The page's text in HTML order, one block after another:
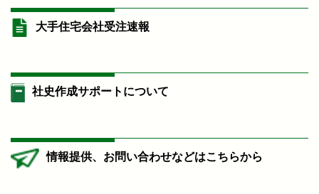
大手住宅会社受注速報
社史作成サポートについて
情報提供、お問い合わせなどはこちらから